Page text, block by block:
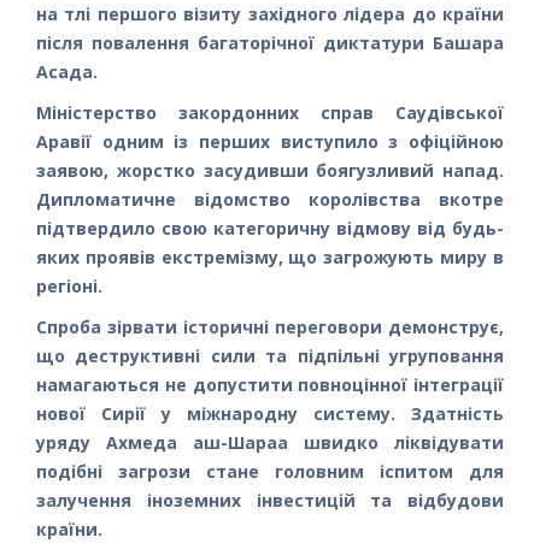
на тлі першого візиту західного лідера до країни
після повалення багаторічної диктатури Башара
Асада.
Міністерство закордонних справ Саудівської
Аравії одним із перших виступило з офіційною
заявою, жорстко засудивши боягузливий напад.
Дипломатичне відомство королівства вкотре
підтвердило свою категоричну відмову від будь-
яких проявів екстремізму, що загрожують миру в
регіоні.
Спроба зірвати історичні переговори демонструє,
що деструктивні сили та підпільні угруповання
намагаються не допустити повноцінної інтеграції
нової Сирії у міжнародну систему. Здатність
уряду Ахмеда аш-Шараа швидко ліквідувати
подібні загрози стане головним іспитом для
залучення іноземних інвестицій та відбудови
країни.